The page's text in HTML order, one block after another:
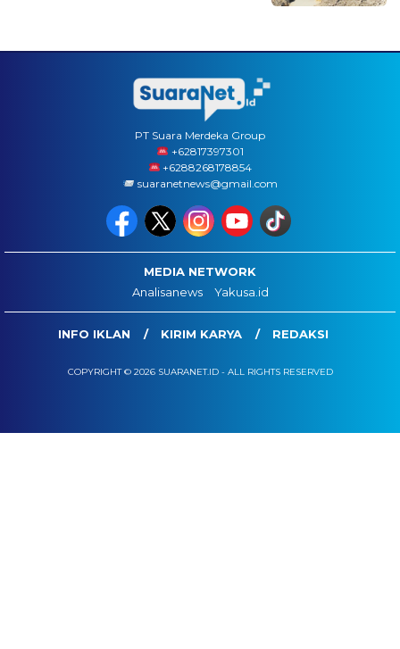
PT Suara Merdeka Group
‪+62817397301
+6288268178854
suaranetnews@gmail.com
MEDIA NETWORK
Analisanews
Yakusa.id
INFO IKLAN KIRIM KARYA REDAKSI
COPYRIGHT © 2026 SUARANET.ID - ALL RIGHTS RESERVED